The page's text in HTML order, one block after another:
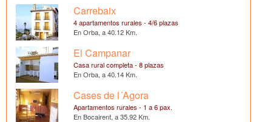
Carrebaix
4 apartamentos rurales - 4/6 plazas
En Orba, a 40.12 Km.
El Campanar
Casa rural completa - 8 plazas
En Orba, a 40.14 Km.
Cases de l´Agora
Apartamentos rurales - 1 a 6 pax.
En Bocairent, a 35.92 Km.